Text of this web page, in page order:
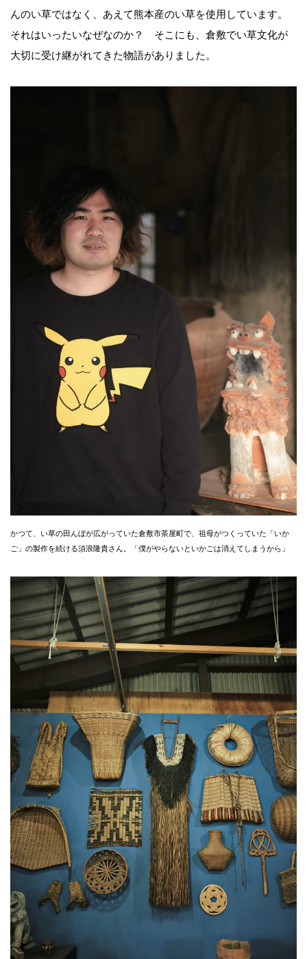
んのい草ではなく、あえて熊本産のい草を使用しています。
それはいったいなぜなのか？ そこにも、倉敷でい草文化が
大切に受け継がれてきた物語がありました。
かつて、い草の田んぼが広がっていた倉敷市茶屋町で、祖母がつくっていた「いか
ご」の製作を続ける須浪隆貴さん。「僕がやらないといかごは消えてしまうから」